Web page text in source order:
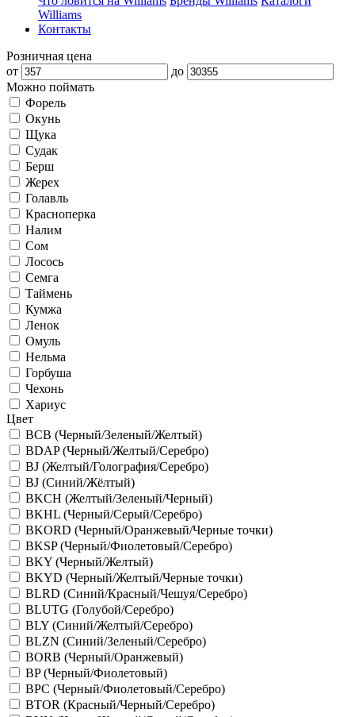
Williams
Контакты
Розничная цена
от
до
Можно поймать
Форель
Окунь
Щука
Судак
Берш
Жерех
Голавль
Красноперка
Налим
Сом
Лосось
Семга
Таймень
Кумжа
Ленок
Омуль
Нельма
Горбуша
Чехонь
Хариус
Цвет
BCB (Черный/Зеленый/Желтый)
BDAP (Черный/Желтый/Серебро)
BJ (Желтый/Голография/Серебро)
BJ (Синий/Жёлтый)
BKCH (Желтый/Зеленый/Черный)
BKHL (Черный/Серый/Серебро)
BKORD (Черный/Оранжевый/Черные точки)
BKSP (Черный/Фиолетовый/Серебро)
BKY (Черный/Желтый)
BKYD (Черный/Желтый/Черные точки)
BLRD (Синий/Красный/Чешуя/Серебро)
BLUTG (Голубой/Серебро)
BLY (Синий/Желтый/Серебро)
BLZN (Синий/Зеленый/Серебро)
BORB (Черный/Оранжевый)
BP (Черный/Фиолетовый)
BPC (Черный/Фиолетовый/Серебро)
BTOR (Красный/Черный/Серебро)